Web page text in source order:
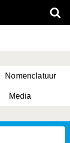
Nomenclatuur
Media